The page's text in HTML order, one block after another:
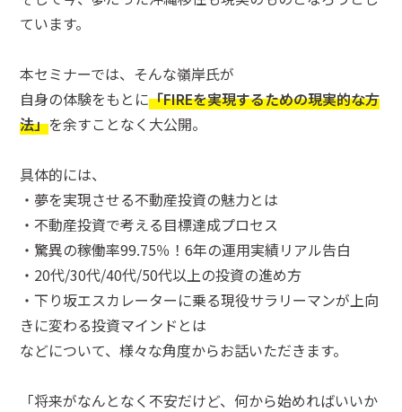
ています。
本セミナーでは、そんな嶺岸氏が
自身の体験をもとに「FIREを実現するための現実的な方
法」を余すことなく大公開。
具体的には、
・夢を実現させる不動産投資の魅力とは
・不動産投資で考える目標達成プロセス
・驚異の稼働率99.75％！6年の運用実績リアル告白
・20代/30代/40代/50代以上の投資の進め方
・下り坂エスカレーターに乗る現役サラリーマンが上向
きに変わる投資マインドとは
などについて、様々な角度からお話いただきます。
「将来がなんとなく不安だけど、何から始めればいいか